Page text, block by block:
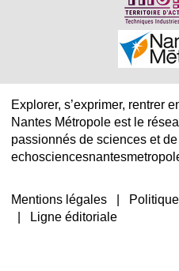
Explorer, s’exprimer, rentrer
Nantes Métropole est le
passionnés de sciences et
Mentions légales
Ligne éditoriale